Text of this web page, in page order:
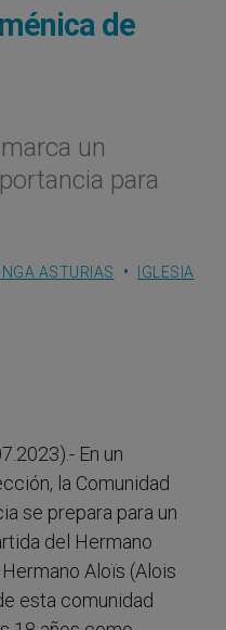
de
un
para
ASTURIAS
IGLESIA
En un
la Comunidad
se prepara para un
del Hermano
Aloïs (Alois
esta comunidad